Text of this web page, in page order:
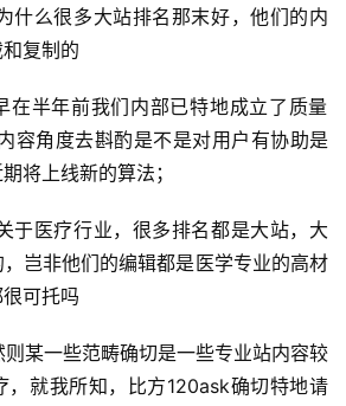
复制的
容角度去斟酌是不是对用户有协助是
将上线新的算法；
岂非他们的编辑都是医学专业的高材
可托吗
，就我所知，比方120ask确切特地请